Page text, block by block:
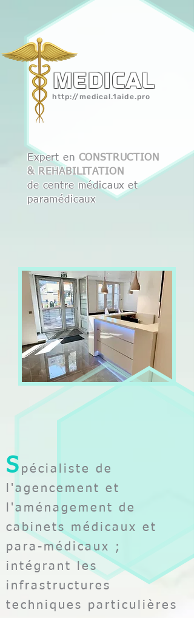
Medical
http://medical.1aide.pro
Expert en CONSTRUCTION
& REHABILITATION
de centre médicaux et
paramédicaux
S pécialiste de
l'agencement et
l'aménagement de
cabinets médicaux et
para-médicaux ;
intégrant les
infrastructures
techniques particulières